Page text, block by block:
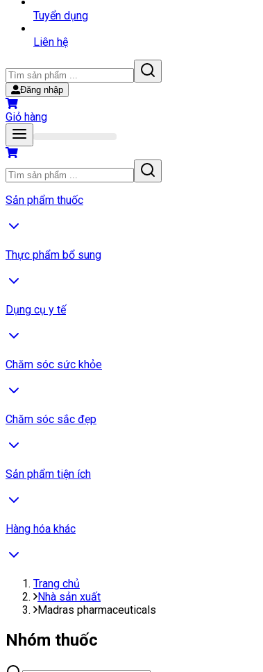
Tuyển dụng
Liên hệ
Đăng nhập
Giỏ hàng
Sản phẩm thuốc
Thực phẩm bổ sung
Dụng cụ y tế
Chăm sóc sức khỏe
Chăm sóc sắc đẹp
Sản phẩm tiện ích
Hàng hóa khác
Trang chủ
Nhà sản xuất
Madras pharmaceuticals
Nhóm thuốc